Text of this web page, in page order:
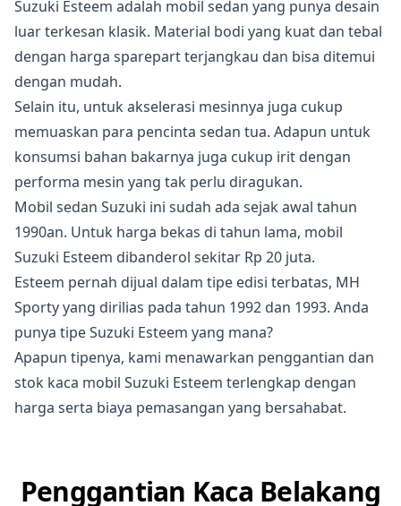
Suzuki Esteem adalah mobil sedan yang punya desain
luar terkesan klasik. Material bodi yang kuat dan tebal
dengan harga sparepart terjangkau dan bisa ditemui
dengan mudah.
Selain itu, untuk akselerasi mesinnya juga cukup
memuaskan para pencinta sedan tua. Adapun untuk
konsumsi bahan bakarnya juga cukup irit dengan
performa mesin yang tak perlu diragukan.
Mobil sedan Suzuki ini sudah ada sejak awal tahun
1990an. Untuk harga bekas di tahun lama, mobil
Suzuki Esteem dibanderol sekitar Rp 20 juta.
Esteem pernah dijual dalam tipe edisi terbatas, MH
Sporty yang dirilias pada tahun 1992 dan 1993. Anda
punya tipe Suzuki Esteem yang mana?
Apapun tipenya, kami menawarkan penggantian dan
stok kaca mobil Suzuki Esteem terlengkap dengan
harga serta biaya pemasangan yang bersahabat.
Penggantian Kaca Belakang